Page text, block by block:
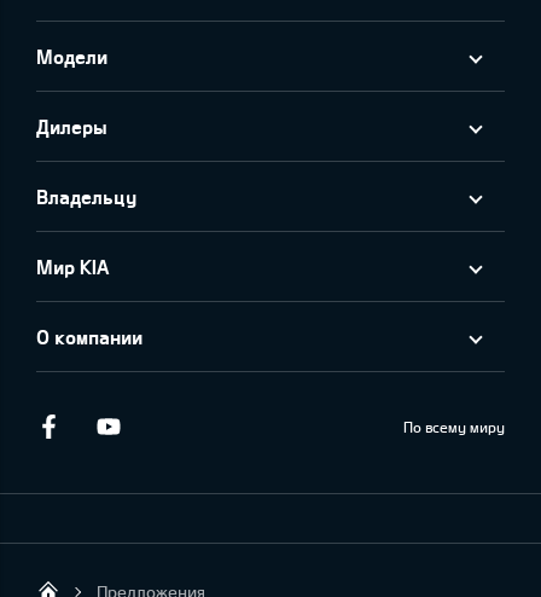
Модели
Дилеры
Владельцу
Мир KIA
О компании
Facebook По всему миру
Предложения